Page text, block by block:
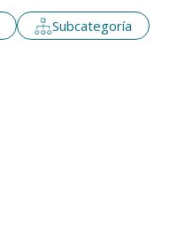
Subcategoría